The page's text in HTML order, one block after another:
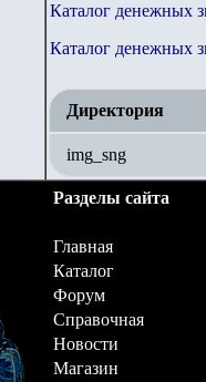
Каталог денежных
Каталог денежных
Директория
img_sng
Разделы сайта
Главная
Каталог
Форум
Справочная
Новости
Магазин